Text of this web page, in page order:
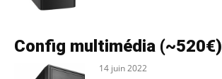
Config multimédia (~520€)
14 juin 2022